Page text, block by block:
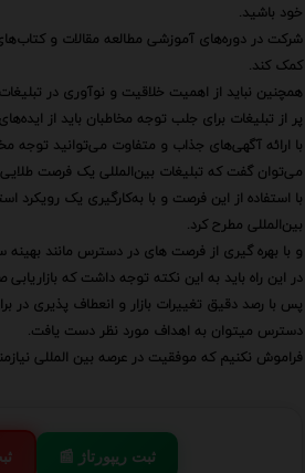
خود باشید.
شرکت در دوره‌های آموزشی مطالعه مقالات و
کمک کند.
همچنین نباید از اهمیت خلاقیت و نوآوری در
پر از تبلیغات برای جلب توجه مخاطبان باید از
با ارائه آگهی‌های جذاب و متفاوت می‌توانید توجه
می‌توان گفت که تبلیغات بین‌المللی یک فرصت
با استفاده از این فرصت و با به‌کارگیری یک
بین‌المللی مطرح کرد.
و با بهره گیری از فرصت های در دسترس مانند
در این راه باید به این نکته توجه داشت که
پس با رصد دقیق تغییرات بازار و انعطاف پذیری در
دسترس میتوان به اهداف مورد نظر دست یافت.
فراموش نکنیم که موفقیت در عرصه بین المللی
📰 ثبت ریپورتاژ